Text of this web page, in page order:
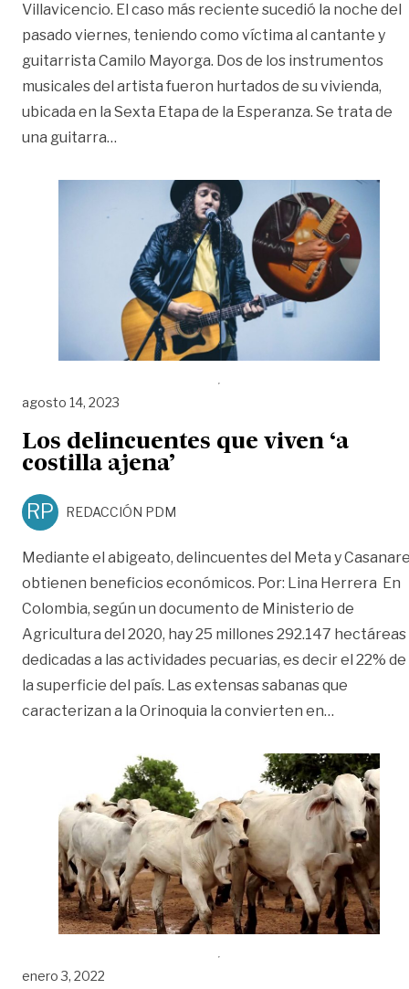
Villavicencio. El caso más reciente sucedió la noche del
pasado viernes, teniendo como víctima al cantante y
guitarrista Camilo Mayorga. Dos de los instrumentos
musicales del artista fueron hurtados de su vivienda,
ubicada en la Sexta Etapa de la Esperanza. Se trata de
una guitarra…
agosto 14, 2023
Los delincuentes que viven ‘a
costilla ajena’
RP REDACCIÓN PDM
Mediante el abigeato, delincuentes del Meta y
obtienen beneficios económicos. Por: Lina Herrera En
Colombia, según un documento de Ministerio de
Agricultura del 2020, hay 25 millones 292.147 hectáreas
dedicadas a las actividades pecuarias, es decir el 22% de
la superficie del país. Las extensas sabanas que
caracterizan a la Orinoquia la convierten en…
enero 3, 2022